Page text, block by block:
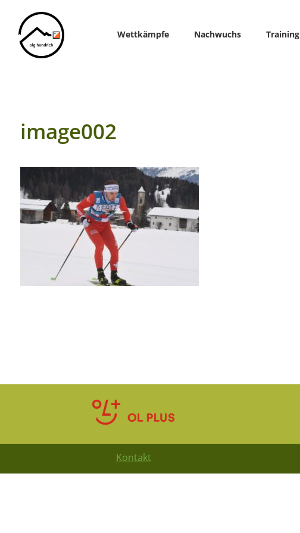
Home
Wettkämpfe Nachwuchs Training
image002
Kontakt